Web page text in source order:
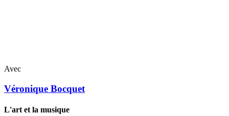
Avec
Véronique Bocquet
L'art et la musique